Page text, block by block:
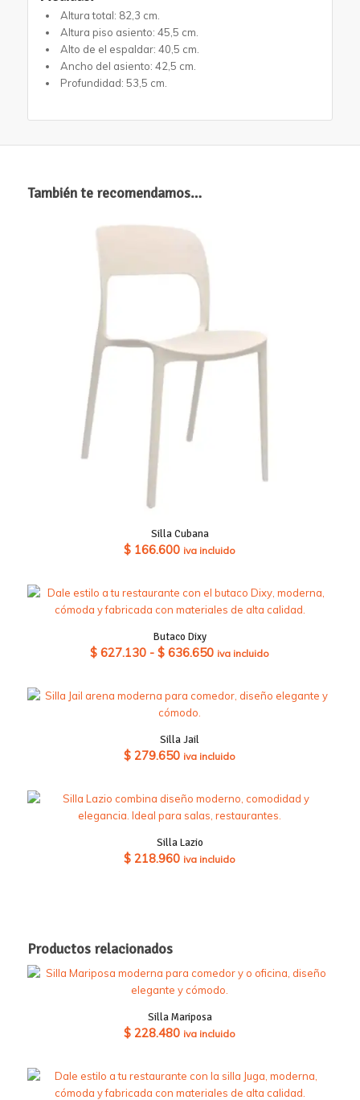
Altura total: 82,3 cm.
Altura piso asiento: 45,5 cm.
Alto de el espaldar: 40,5 cm.
Ancho del asiento: 42,5 cm.
Profundidad: 53,5 cm.
También te recomendamos…
Silla Cubana
$ 166.600 iva incluido
Butaco Dixy
$ 627.130 - $ 636.650Rango
precios:
hasta
iva incluido
Silla Jail
$ 279.650 iva incluido
Silla Lazio
$ 218.960 iva incluido
Productos relacionados
Silla Mariposa
$ 228.480 iva incluido